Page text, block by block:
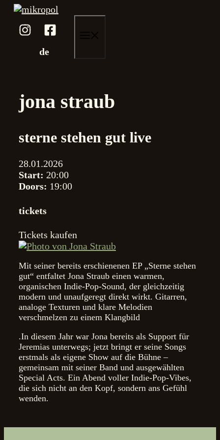
Skip
content
de
jona straub
sterne stehen gut live
28.01.2026
Start: 20:00
Doors: 19:00
tickets
Tickets kaufen
Mit seiner bereits erschienenen EP „Sterne stehen
gut“ entfaltet Jona Straub einen warmen,
organischen Indie-Pop-Sound, der gleichzeitig
modern und unaufgeregt direkt wirkt. Gitarren,
analoge Texturen und klare Melodien
verschmelzen zu einem Klangbild
.In diesem Jahr war Jona bereits als Support für
Jeremias unterwegs; jetzt bringt er seine Songs
erstmals als eigene Show auf die Bühne –
gemeinsam mit seiner Band und ausgewählten
Special Acts. Ein Abend voller Indie-Pop-Vibes,
die sich nicht an den Kopf, sondern ans Gefühl
wenden.